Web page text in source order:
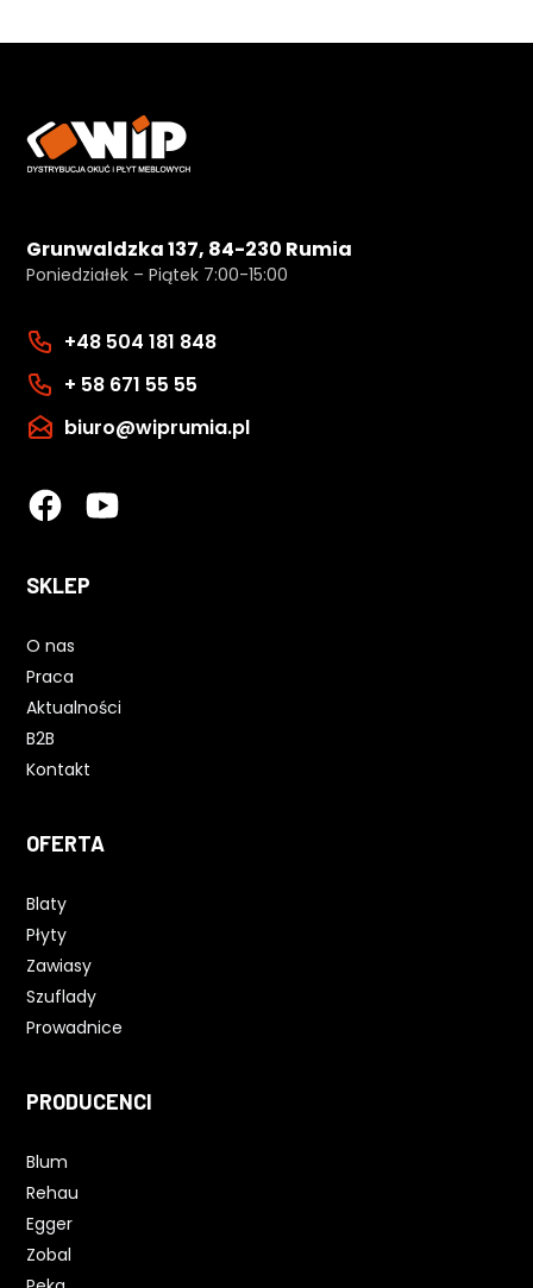
Grunwaldzka 137, 84-230 Rumia
Poniedziałek – Piątek 7:00-15:00
+48 504 181 848
+ 58 671 55 55
biuro@wiprumia.pl
SKLEP
O nas
Praca
Aktualności
B2B
Kontakt
OFERTA
Blaty
Płyty
Zawiasy
Szuflady
Prowadnice
PRODUCENCI
Blum
Rehau
Egger
Zobal